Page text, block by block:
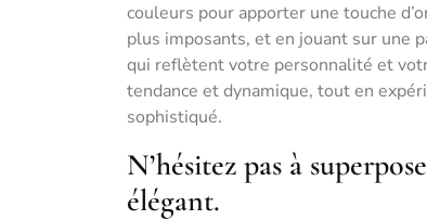
couleurs pour apporter une touche
plus imposants, et en jouant sur une
qui reflètent votre personnalité et
tendance et dynamique, tout en
sophistiqué.
N’hésitez pas à
élégant.